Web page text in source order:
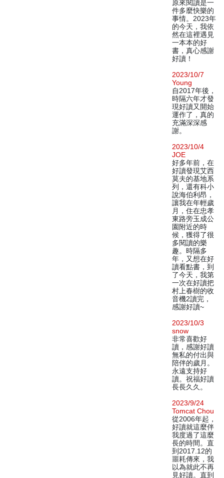
原來閱讀是一
件多麼快樂的
事情。2023年
的今天，我依
然在這裡遇見
一本本的好
書，真心感謝
好讀！
2023/10/7
Young
自2017年後，
時隔六年才發
現好讀又開始
運作了，真的
充滿深深感
謝。
2023/10/4
JOE
好多年前，在
好讀發現艾西
莫夫的基地系
列，還有科小
說海伯利昂，
讓我在年輕歲
月，住在忠孝
東路旁玉成公
園附近的時
候，獲得了很
多閱讀的樂
趣。時隔多
年，又想在好
讀看點書，到
了今天，我第
一次在好讀把
村上春樹的收
音機2讀完，
感謝好讀~
2023/10/3
snow
非常喜歡好
讀，感謝好讀
無私的付出與
陪伴的歲月。
永遠支持好
讀。祝福好讀
長長久久。
2023/9/24
Tomcat Chou
從2006年起，
好讀就這麼伴
我度過了這麼
長的時間。直
到2017.12的
噩耗傳來，我
以為就此不再
見好讀。直到